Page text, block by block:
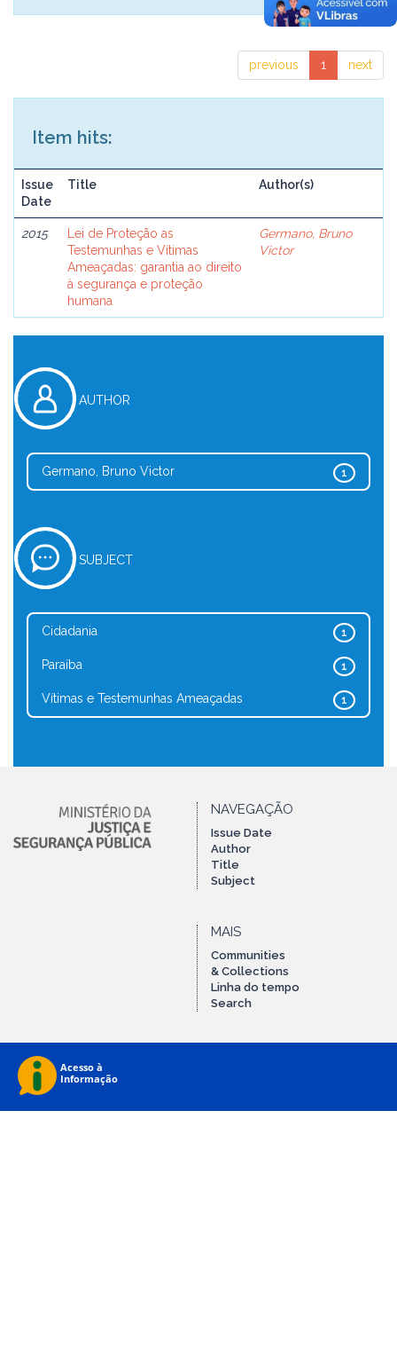
previous 1 next
Item hits:
Issue
Date
Title Author(s)
2015
Lei de Proteção as
Testemunhas e Vítimas
Ameaçadas: garantia ao direito
à segurança e proteção
humana
Germano, Bruno
Victor
AUTHOR
1
Germano, Bruno Victor
SUBJECT
1
Cidadania
1
Paraíba
1
Vítimas e Testemunhas Ameaçadas
NAVEGAÇÃO
Issue Date
Author
Title
Subject
MAIS
Communities
& Collections
Linha do tempo
Search